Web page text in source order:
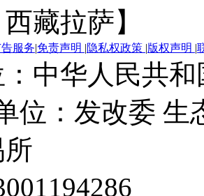
藏拉萨】
告服务|免责声明 |隐私权政策 |版权声明 |
中华人民共
位：发改委 生